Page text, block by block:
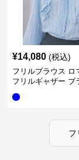
¥14,080 (税込)
フリルブラウス ロ
フリルギャザー ブ
フ